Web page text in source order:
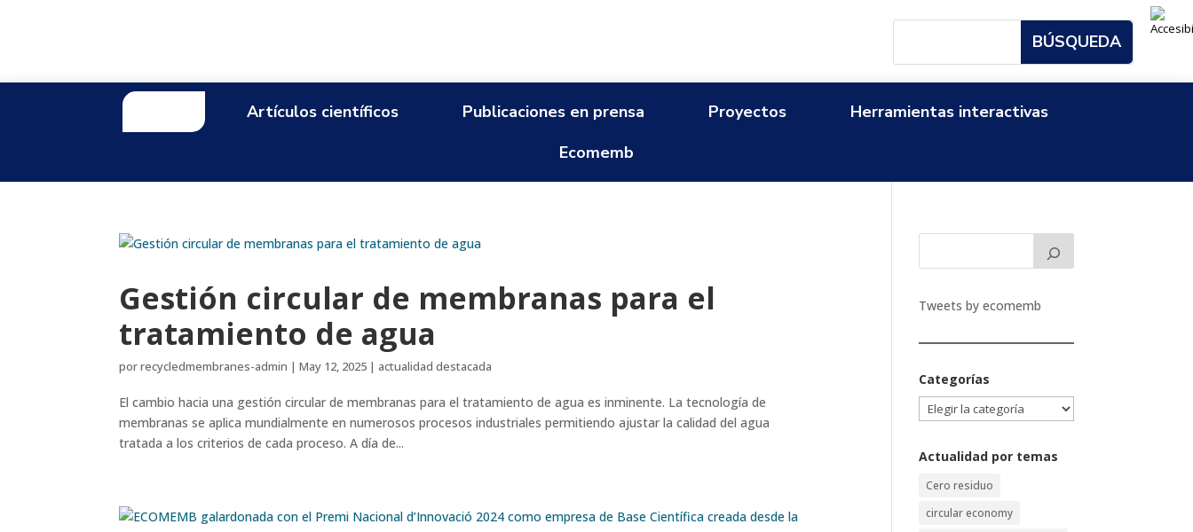
Artículos científicos Publicaciones en prensa Proyectos
Herramientas interactivas
Ecomemb
Gestión circular de membranas para el
tratamiento de agua
porrecycledmembranes-admin |May 12, 2025 | actualidad destacada
El cambio hacia una gestión circular de membranas para el tratamiento de agua es inminente. La tecnología de
membranas se aplica mundialmente en numerosos procesos industriales permitiendo ajustar la calidad del agua
tratada a los criterios de cada proceso. A día de...
Tweets by ecomemb
Categorías
Categorías
Actualidad por temas
Cero residuo
circular economy